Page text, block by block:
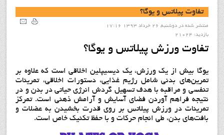
تفاوت پيلاتس و يوگا؟
منتشر شده در دوشنبه, 26 خرداد 1393 17:16
بازدید: 21024
تفاوت ورزش پيلاتس و يوگا؟
یوگا بیش از یک ورزش، یک دیسیپلین اخلاقی است که علاوه بر
تمرین‌‌های بدنی شامل رژیم غذایی، دستورات اخلاقی، تمرینات
تنفسی و مراقبه با هدف تسهیل گردش انرژی حیاتی در بدن و در
نتیجه فراهم آوردن فضای آسایش و آرامش ذهنی است. تمرکز
تمرینات در ورزش پیلاتس بر روی قدرت بخشیدن به عضلات و
بافت‌‌های بدن، طی انجام حرکات و با حفظ تکنیک خاص است.